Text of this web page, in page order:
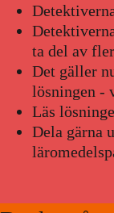
ta del av
Det gäller
lösningen -
Läs
Dela gärna